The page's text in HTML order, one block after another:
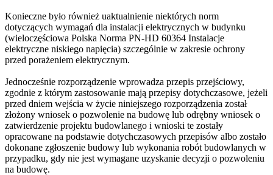
Konieczne było również uaktualnienie niektórych norm
dotyczących wymagań dla instalacji elektrycznych w budynku
(wieloczęściowa Polska Norma PN-HD 60364 Instalacje
elektryczne niskiego napięcia) szczególnie w zakresie ochrony
przed porażeniem elektrycznym.
Jednocześnie rozporządzenie wprowadza przepis przejściowy,
zgodnie z którym zastosowanie mają przepisy dotychczasowe, jeżeli
przed dniem wejścia w życie niniejszego rozporządzenia został
złożony wniosek o pozwolenie na budowę lub odrębny wniosek o
zatwierdzenie projektu budowlanego i wnioski te zostały
opracowane na podstawie dotychczasowych przepisów albo zostało
dokonane zgłoszenie budowy lub wykonania robót budowlanych w
przypadku, gdy nie jest wymagane uzyskanie decyzji o pozwoleniu
na budowę.